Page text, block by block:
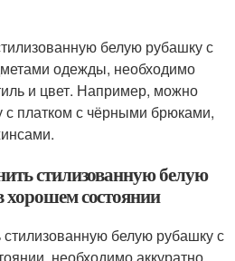
белую рубашку с
одежды, необходимо
и цвет. Например, можно
с платком с чёрными брюками,
стилизованную белую
состоянии
белую рубашку с